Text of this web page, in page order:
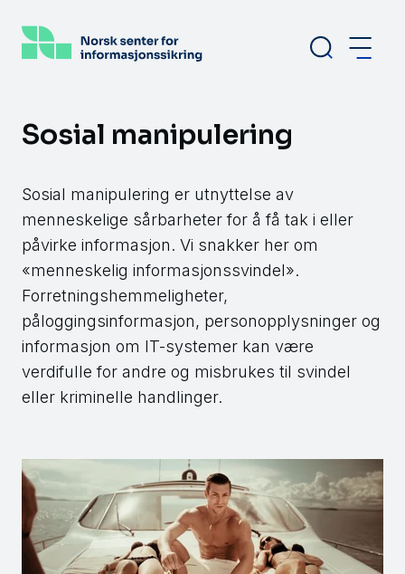
hovedinnhold
Sosial manipulering
Sosial manipulering er utnyttelse av
menneskelige sårbarheter for å få tak i eller
påvirke informasjon. Vi snakker her om
«menneskelig informasjonssvindel».
Forretningshemmeligheter,
påloggingsinformasjon, personopplysninger og
informasjon om IT-systemer kan være
verdifulle for andre og misbrukes til svindel
eller kriminelle handlinger.